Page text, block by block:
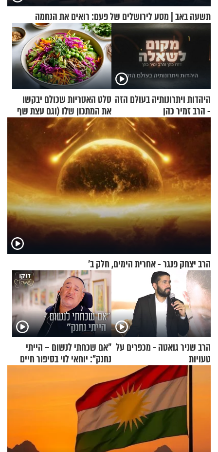
תשעה באב | מסע לירושלים של פעם: רואים את הנחמה
היהדות ויתרונותיה בעולם הזה
- הרב זמיר כהן
סלט האטריות שכולם יבקשו
את המתכון שלו (וגם עצת שף
להגשת הרוטב)
הרב יצחק פנגר - אחרית הימים, חלק ב’
הרב שניר גואטה - מכפרים על
טעויות
"אם שכחתי לנשום – הייתי
נחנק": יוחאי לוי בסיפור חיים